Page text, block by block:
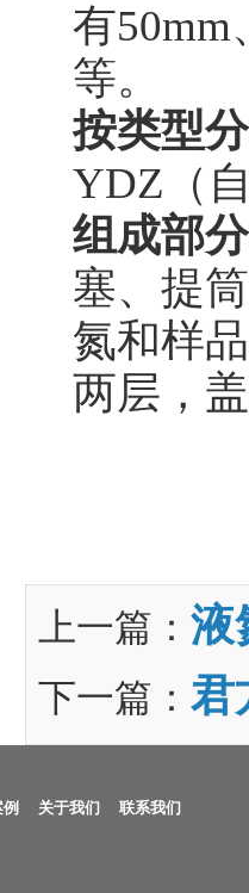
有50mm
等。
按类型
YDZ（
组成部分
塞、提
氮和样
两层，
上一篇： 液
下一篇： 君
关于我们 联系我们